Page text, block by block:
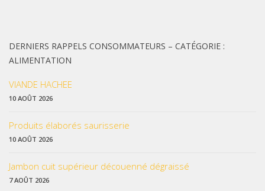
DERNIERS RAPPELS CONSOMMATEURS – CATÉGORIE :
ALIMENTATION
VIANDE HACHEE
10 AOÛT 2026
Produits élaborés saurisserie
10 AOÛT 2026
Jambon cuit supérieur découenné dégraissé
7 AOÛT 2026